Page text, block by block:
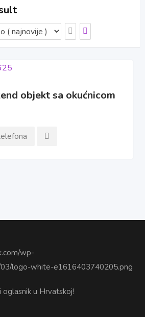
objekt sa okućnicom
u Hrvatskoj!